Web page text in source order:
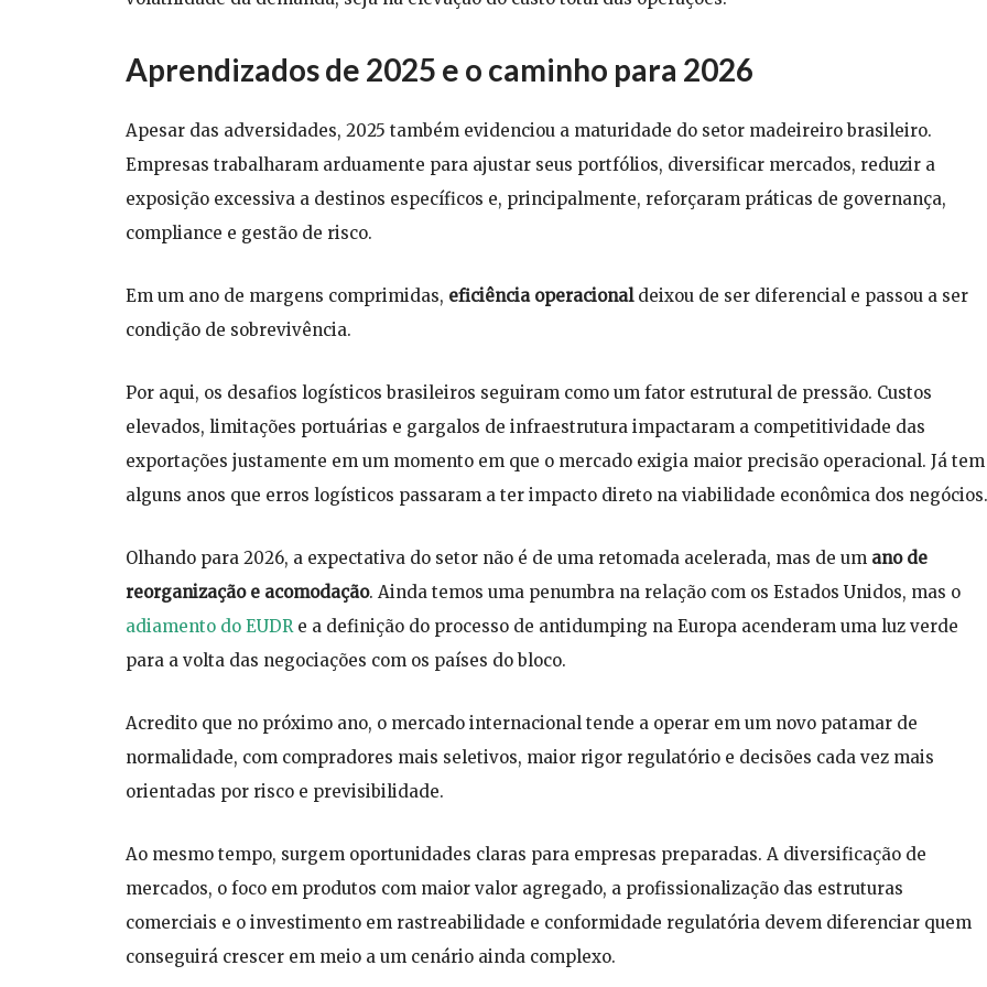
Aprendizados de 2025 e o caminho para 2026
Apesar das adversidades, 2025 também evidenciou a maturidade do setor madeireiro brasileiro.
Empresas trabalharam arduamente para ajustar seus portfólios, diversificar mercados, reduzir a
exposição excessiva a destinos específicos e, principalmente, reforçaram práticas de governança,
compliance e gestão de risco.
Em um ano de margens comprimidas, eficiência operacionaldeixou de ser diferencial e passou a ser
condição de sobrevivência.
Por aqui, os desafios logísticos brasileiros seguiram como um fator estrutural de pressão. Custos
elevados, limitações portuárias e gargalos de infraestrutura impactaram a competitividade das
exportações justamente em um momento em que o mercado exigia maior precisão operacional. Já tem
alguns anos que erros logísticos passaram a ter impacto direto na viabilidade econômica dos negócios.
Olhando para 2026, a expectativa do setor não é de uma retomada acelerada, mas de um ano de
reorganização e acomodação. Ainda temos uma penumbra na relação com os Estados Unidos, mas o
adiamento do EUDRe a definição do processo de antidumping na Europa acenderam uma luz verde
para a volta das negociações com os países do bloco.
Acredito que no próximo ano, o mercado internacional tende a operar em um novo patamar de
normalidade, com compradores mais seletivos, maior rigor regulatório e decisões cada vez mais
orientadas por risco e previsibilidade.
Ao mesmo tempo, surgem oportunidades claras para empresas preparadas. A diversificação de
mercados, o foco em produtos com maior valor agregado, a profissionalização das estruturas
comerciais e o investimento em rastreabilidade e conformidade regulatória devem diferenciar quem
conseguirá crescer em meio a um cenário ainda complexo.